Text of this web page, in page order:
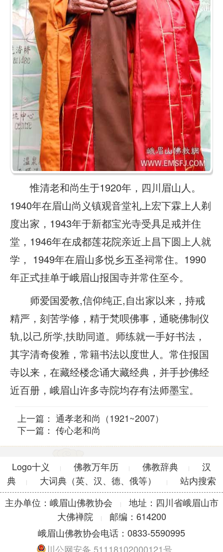
惟清老和尚生于1920年，四川眉山人。
1940年在眉山尚义镇观音堂礼上宏下霖上人剃
度出家，1943年于新都宝光寺受具足戒并住
堂，1946年在成都莲花院亲近上昌下圆上人就
学， 1949年在眉山多悦乡五圣祠常住。1990
年正式挂单于峨眉山报国寺并常住至今。
师爱国爱教,信仰纯正,自出家以来，持戒
精严，刻苦学修，精于梵呗佛事，通晓佛制仪
轨,以己所学,扶助同道。师练就一手好书法，
其字清奇俊雅，常籍书法以度世人。常住报国
寺以来，在藏经楼念诵大藏经典，并手抄佛经
近百册，峨眉山许多寺院均存有法师墨宝。
上一篇： 通孝老和尚（1921~2007）
下一篇： 传心老和尚
Logo十义 | 佛教万年历 | 佛教辞典 |
汉
典
| 大词典（英、汉、德、俄等） |
站内搜索
主办单位：峨眉山佛教协会
|
地址：四川省峨眉山市
大佛禅院
|
邮编：614200
峨眉山佛教协会电话：0833-5590995
川公网安备 51118102000121号